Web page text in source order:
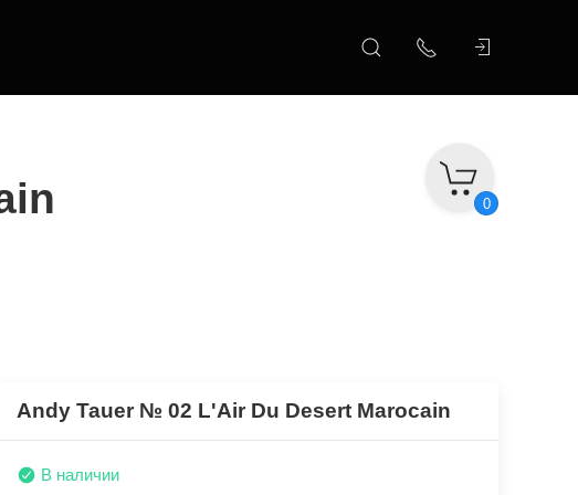
0
Andy Tauer № 02 L'Air Du Desert Marocain
В наличии